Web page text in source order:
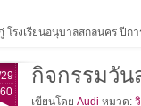
โรงเรียนอนุบาลสกลนคร ปีก
กิจกรรมวัน
เขียนโดย Audi หมวด: